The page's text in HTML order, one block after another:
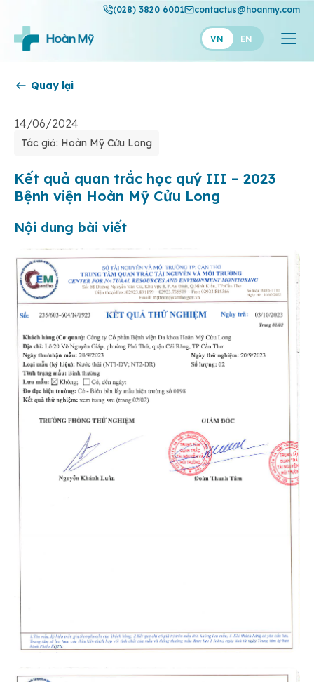
(028) 3820 6001 contactus@hoanmy.com
VN EN
Hạnh Phúc
Thuận Mỹ
Quay lại
14/06/2024
Tác giả: Hoàn Mỹ Cửu Long
Kết quả quan trắc học quý III – 2023
Bệnh viện Hoàn Mỹ Cửu Long
Nội dung bài viết